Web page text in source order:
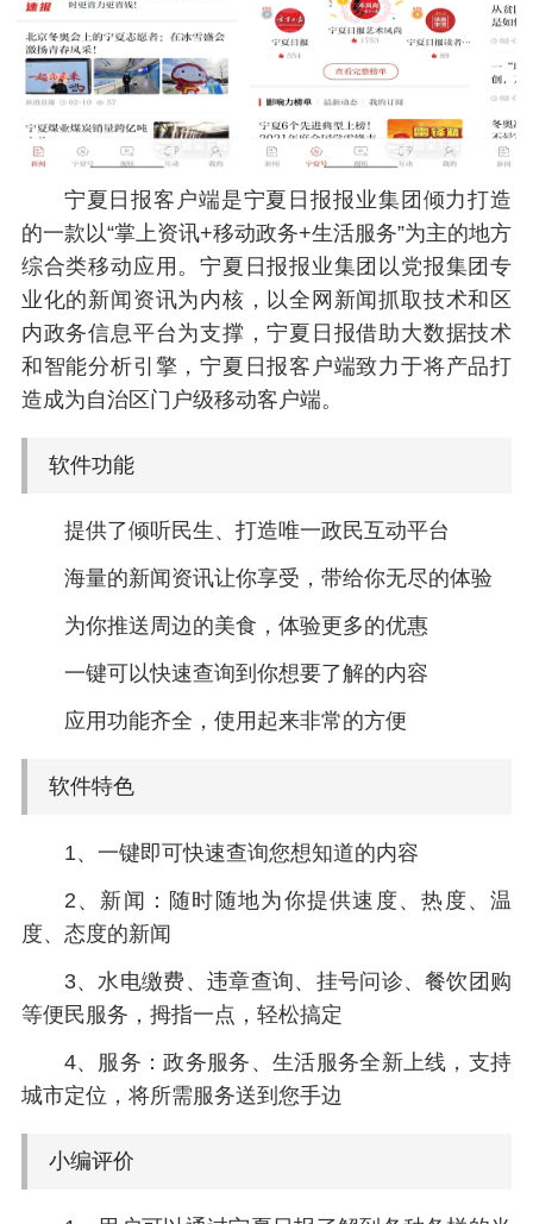
宁夏日报客户端是宁夏日报报业集团倾力打造
的一款以“掌上资讯+移动政务+生活服务”为主的地方
综合类移动应用。宁夏日报报业集团以党报集团专
业化的新闻资讯为内核，以全网新闻抓取技术和区
内政务信息平台为支撑，宁夏日报借助大数据技术
和智能分析引擎，宁夏日报客户端致力于将产品打
造成为自治区门户级移动客户端。
软件功能
提供了倾听民生、打造唯一政民互动平台
海量的新闻资讯让你享受，带给你无尽的体验
为你推送周边的美食，体验更多的优惠
一键可以快速查询到你想要了解的内容
应用功能齐全，使用起来非常的方便
软件特色
1、一键即可快速查询您想知道的内容
2、新闻：随时随地为你提供速度、热度、温
度、态度的新闻
3、水电缴费、违章查询、挂号问诊、餐饮团购
等便民服务，拇指一点，轻松搞定
4、服务：政务服务、生活服务全新上线，支持
城市定位，将所需服务送到您手边
小编评价